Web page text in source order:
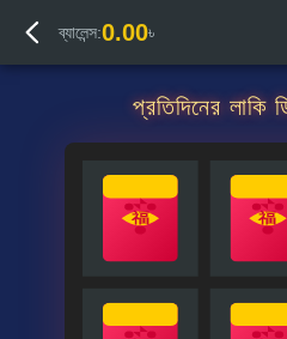
ব্যালেন্স:0.00৳
প্রতিদিনের লাকি